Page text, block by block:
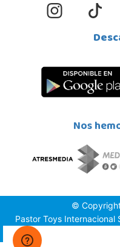
Nos
©
Pastor Toys